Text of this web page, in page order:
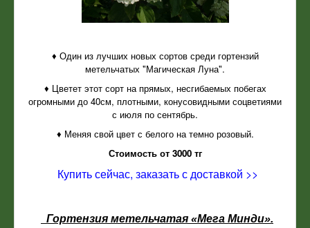
♦ Один из лучших новых сортов среди гортензий
метельчатых "Магическая Луна".
♦ Цветет этот сорт на прямых, несгибаемых побегах
огромными до 40см, плотными, конусовидными соцветиями
с июля по сентябрь.
♦ Меняя свой цвет с белого на темно розовый.
Стоимость от 3000 тг
Купить сейчас, заказать с доставкой >>
Гортензия метельчатая «Мега Минди».